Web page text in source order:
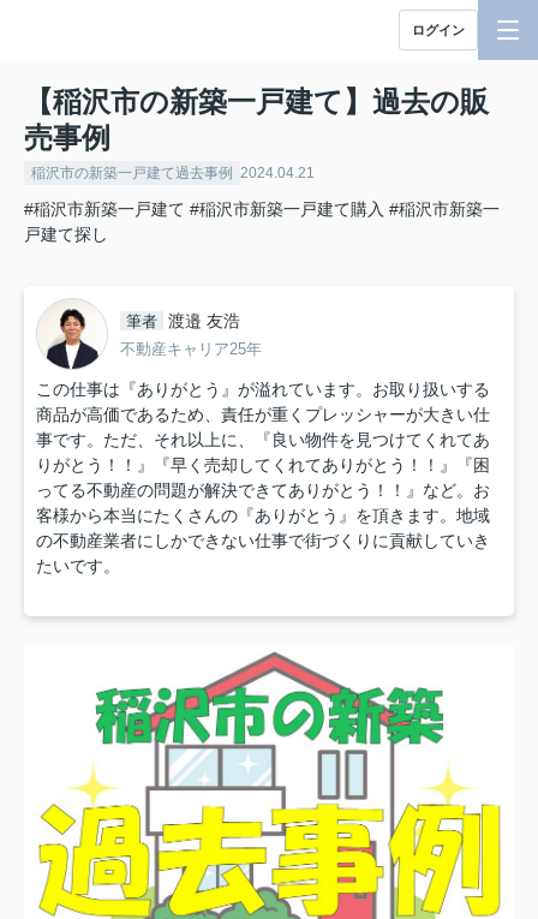
ログイン
【稲沢市の新築一戸建て】過去の販
売事例
稲沢市の新築一戸建て過去事例 2024.04.21
#稲沢市新築一戸建て #稲沢市新築一戸建て購入 #稲沢市新築一
戸建て探し
筆者 渡邉 友浩
不動産キャリア25年
この仕事は『ありがとう』が溢れています。お取り扱いする
商品が高価であるため、責任が重くプレッシャーが大きい仕
事です。ただ、それ以上に、『良い物件を見つけてくれてあ
りがとう！！』『早く売却してくれてありがとう！！』『困
ってる不動産の問題が解決できてありがとう！！』など。お
客様から本当にたくさんの『ありがとう』を頂きます。地域
の不動産業者にしかできない仕事で街づくりに貢献していき
たいです。